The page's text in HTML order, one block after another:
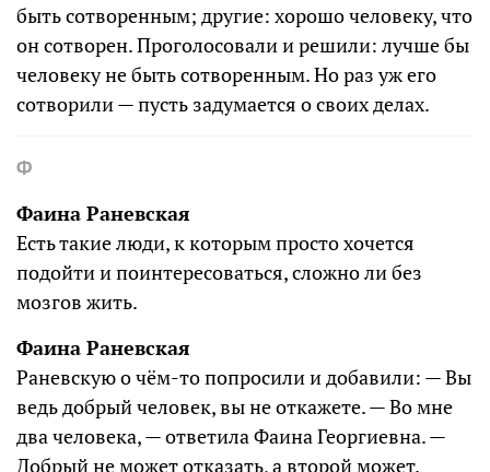
быть сотворенным; другие: хорошо человеку, что
он сотворен. Проголосовали и решили: лучше бы
человеку не быть сотворенным. Но раз уж его
сотворили — пусть задумается о своих делах.
Ф
Фаина Раневская
Есть такие люди, к которым просто хочется
подойти и поинтересоваться, сложно ли без
мозгов жить.
Фаина Раневская
Раневскую о чём-то попросили и добавили: — Вы
ведь добрый человек, вы не откажете. — Во мне
два человека, — ответила Фаина Георгиевна. —
Добрый не может отказать, а второй может.